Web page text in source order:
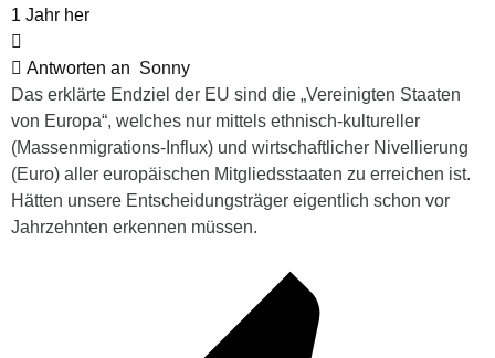
1 Jahr her
Antworten an Sonny
Das erklärte Endziel der EU sind die „Vereinigten Staaten
von Europa“, welches nur mittels ethnisch-kultureller
(Massenmigrations-Influx) und wirtschaftlicher Nivellierung
(Euro) aller europäischen Mitgliedsstaaten zu erreichen ist.
Hätten unsere Entscheidungsträger eigentlich schon vor
Jahrzehnten erkennen müssen.